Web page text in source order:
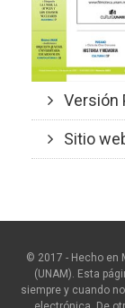
Versión
Sitio
© 2017 - Hecho en
(UNAM). Esta
siempre y cuando